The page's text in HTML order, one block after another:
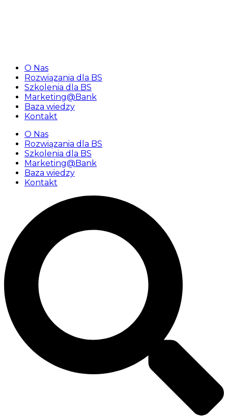
O Nas
Rozwiązania dla BS
Szkolenia dla BS
Marketing@Bank
Baza wiedzy
Kontakt
O Nas
Rozwiązania dla BS
Szkolenia dla BS
Marketing@Bank
Baza wiedzy
Kontakt